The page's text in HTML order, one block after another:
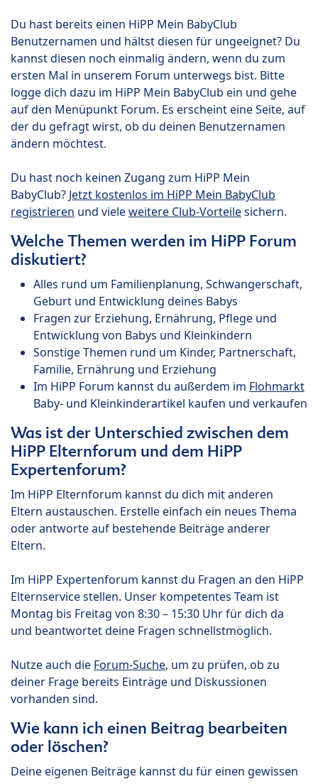
Du hast bereits einen HiPP Mein BabyClub
Benutzernamen und hältst diesen für ungeeignet? Du
kannst diesen noch einmalig ändern, wenn du zum
ersten Mal in unserem Forum unterwegs bist. Bitte
logge dich dazu im HiPP Mein BabyClub ein und gehe
auf den Menüpunkt Forum. Es erscheint eine Seite, auf
der du gefragt wirst, ob du deinen Benutzernamen
ändern möchtest.
Du hast noch keinen Zugang zum HiPP Mein
BabyClub? Jetzt kostenlos im HiPP Mein BabyClub
registrieren und vieleweitere Club-Vorteilesichern.
Welche Themen werden im HiPP Forum
diskutiert?
Alles rund um Familienplanung, Schwangerschaft,
Geburt und Entwicklung deines Babys
Fragen zur Erziehung, Ernährung, Pflege und
Entwicklung von Babys und Kleinkindern
Sonstige Themen rund um Kinder, Partnerschaft,
Familie, Ernährung und Erziehung
Im HiPP Forum kannst du außerdem im Flohmarkt
Baby- und Kleinkinderartikel kaufen und verkaufen
Was ist der Unterschied zwischen dem
HiPP Elternforum und dem HiPP
Expertenforum?
Im HiPP Elternforum kannst du dich mit anderen
Eltern austauschen. Erstelle einfach ein neues Thema
oder antworte auf bestehende Beiträge anderer
Eltern.
Im HiPP Expertenforum kannst du Fragen an den HiPP
Elternservice stellen. Unser kompetentes Team ist
Montag bis Freitag von 8:30 – 15:30 Uhr für dich da
und beantwortet deine Fragen schnellstmöglich.
Nutze auch die Forum-Suche, um zu prüfen, ob zu
deiner Frage bereits Einträge und Diskussionen
vorhanden sind.
Wie kann ich einen Beitrag bearbeiten
oder löschen?
Deine eigenen Beiträge kannst du für einen gewissen